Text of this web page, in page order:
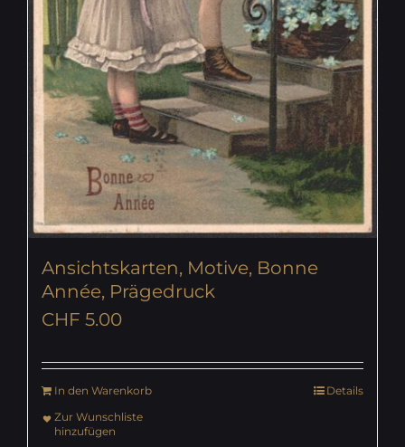
Ansichtskarten, Motive, Bonne
Année, Prägedruck
CHF 5.00
In den Warenkorb
Details
Zur Wunschliste
hinzufügen